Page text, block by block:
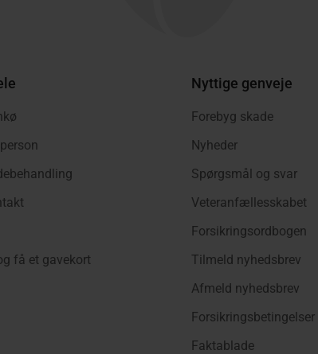
få et gavekort
Nyttige genveje
Forebyg skade
Nyheder
Spørgsmål og svar
Veteranfællesskabet
Forsikringsordbogen
Tilmeld nyhedsbrev
Afmeld nyhedsbrev
Forsikringsbetingelser
Faktablade